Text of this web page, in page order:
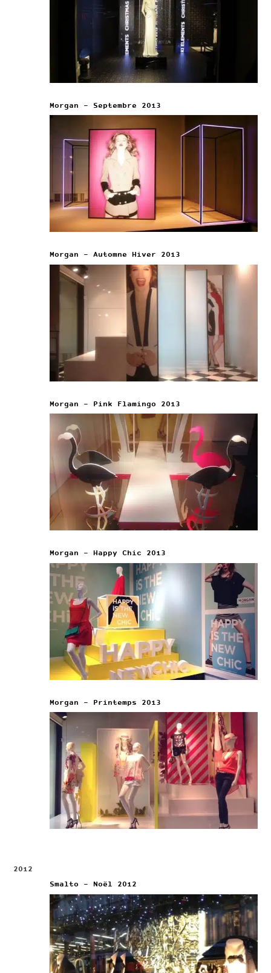
Morgan – Septembre 2013
Morgan – Automne Hiver 2013
Morgan – Pink Flamingo 2013
Morgan – Happy Chic 2013
Morgan – Printemps 2013
2012
Smalto – Noël 2012